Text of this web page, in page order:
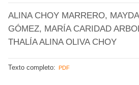
ALINA CHOY MARRERO,
GÓMEZ, MARÍA CARIDAD
THALÍA ALINA OLIVA CHOY
Texto completo: PDF